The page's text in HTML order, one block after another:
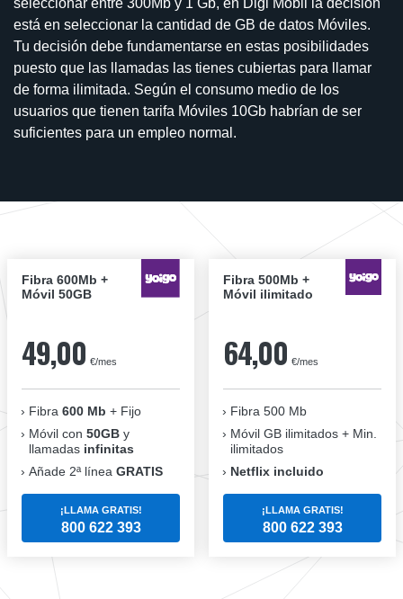
seleccionar entre 300Mb y 1 Gb, en Digi Mobil la decisión
está en seleccionar la cantidad de GB de datos Móviles.
Tu decisión debe fundamentarse en estas posibilidades
puesto que las llamadas las tienes cubiertas para llamar
de forma ilimitada. Según el consumo medio de los
usuarios que tienen tarifa Móviles 10Gb habrían de ser
suficientes para un empleo normal.
Fibra 600Mb +
Móvil 50GB
49,00 €/mes
Fibra 600 Mb + Fijo
Móvil con 50GB y
llamadas infinitas
Añade 2ª línea GRATIS
¡LLAMA GRATIS!
800 622 393
Fibra 500Mb +
Móvil ilimitado
64,00 €/mes
Fibra 500 Mb
Móvil GB ilimitados + Min.
ilimitados
Netflix incluido
¡LLAMA GRATIS!
800 622 393